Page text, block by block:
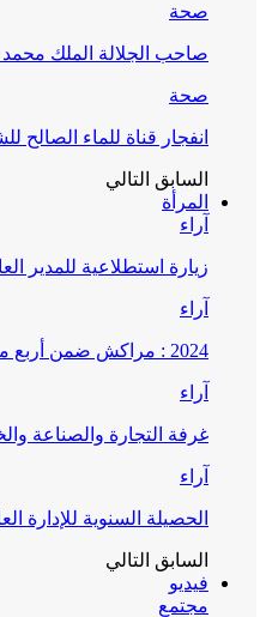
صحة
صاحب الجلالة الملك محمد
صحة
انفجار قناة للماء
السابق التالي
المرأة
آراء
زيارة استطلاعية للمدير
آراء
2024 : مراكش ضمن أربع مدن بالممكلة سجلت مامجموعه 656 قضية تتعلق بغسيل الأموال
آراء
غرفة التجارة والصناعة
آراء
الحصيلة السنوية للإدارة
السابق التالي
فيديو
مجتمع